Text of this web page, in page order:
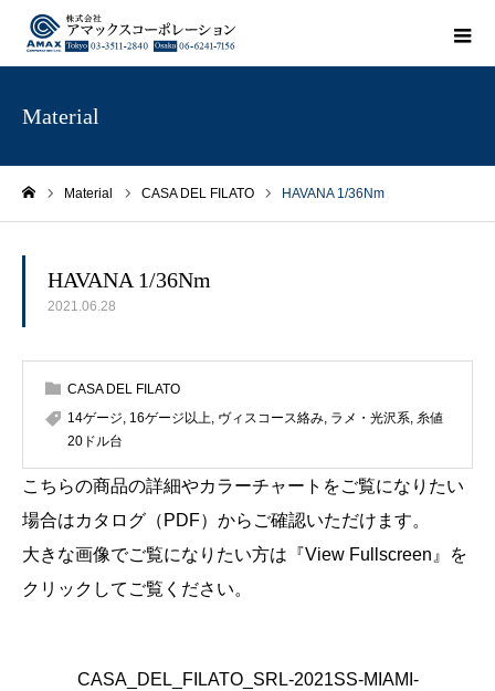
Material
Material CASA DEL FILATO HAVANA 1/36Nm
HAVANA 1/36Nm
2021.06.28
CASA DEL FILATO
14ゲージ, 16ゲージ以上, ヴィスコース絡み, ラメ・光沢系, 糸値
20ドル台
こちらの商品の詳細やカラーチャートをご覧になりたい
場合はカタログ（PDF）からご確認いただけます。
大きな画像でご覧になりたい方は『View Fullscreen』を
クリックしてご覧ください。
CASA_DEL_FILATO_SRL-2021SS-MIAMI-